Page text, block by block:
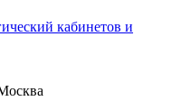
кабинетов и